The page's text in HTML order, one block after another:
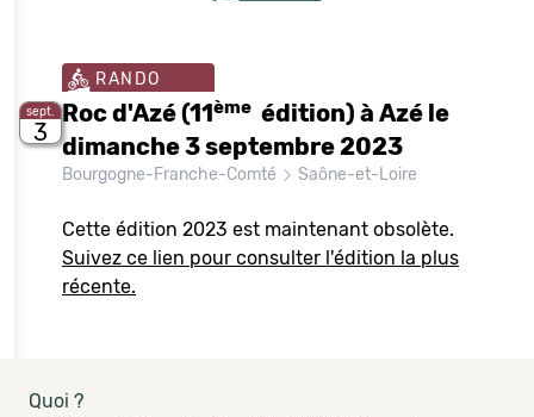
sept.
3
RANDO
Roc d'Azé (11ème édition) à Azé le
dimanche 3 septembre 2023
Bourgogne-Franche-Comté Saône-et-Loire
Cette édition 2023 est maintenant obsolète.
Suivez ce lien pour consulter l'édition la plus
récente.
Quoi ?